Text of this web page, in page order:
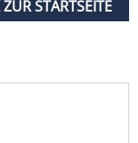
STARTSEITE